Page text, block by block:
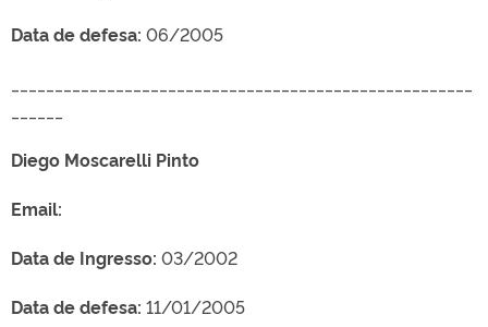
Data de defesa: 06/2005
Diego Moscarelli Pinto
Email:
Data de Ingresso: 03/2002
Data de defesa: 11/01/2005